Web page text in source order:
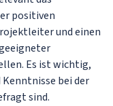
positiven
und einen
Es ist wichtig,
bei der
sind.